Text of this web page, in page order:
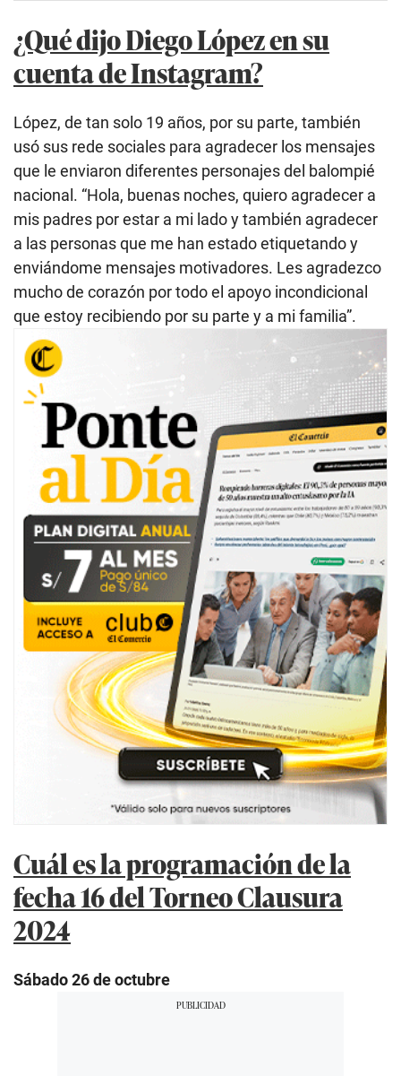
¿Qué dijo Diego López en su
cuenta de Instagram?
López, de tan solo 19 años, por su parte, también
usó sus rede sociales para agradecer los mensajes
que le enviaron diferentes personajes del balompié
nacional. “Hola, buenas noches, quiero agradecer a
mis padres por estar a mi lado y también agradecer
a las personas que me han estado etiquetando y
enviándome mensajes motivadores. Les agradezco
mucho de corazón por todo el apoyo incondicional
que estoy recibiendo por su parte y a mi familia”.
Cuál es la programación de la
fecha 16 del Torneo Clausura
2024
Sábado 26 de octubre